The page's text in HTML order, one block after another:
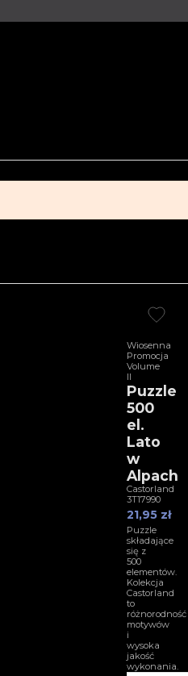
Wiosenna
Promocja
Volume
II
Puzzle
500
el.
Lato
w
Alpach
Castorland
3T17990
21,95 zł
Puzzle
składające
się z
500
elementów.
Kolekcja
Castorland
to
różnorodność
motywów
i
wysoka
jakość
wykonania.